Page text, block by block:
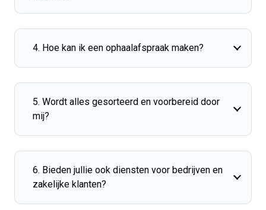
4. Hoe kan ik een ophaalafspraak maken?
5. Wordt alles gesorteerd en voorbereid door
mij?
6. Bieden jullie ook diensten voor bedrijven en
zakelijke klanten?